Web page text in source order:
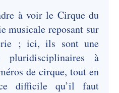
à voir le Cirque du
musicale reposant sur
; ici, ils sont une
pluridisciplinaires à
de cirque, tout en
difficile qu’il faut